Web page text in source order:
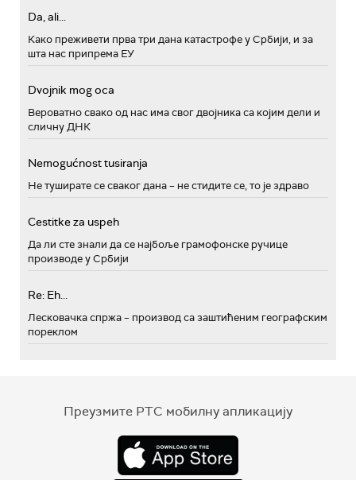
Da, ali...
Како преживети прва три дана катастрофе у Србији, и за
шта нас припрема ЕУ
Dvojnik mog oca
Вероватно свако од нас има свог двојника са којим дели и
сличну ДНК
Nemogućnost tusiranja
Не туширате се сваког дана – не стидите се, то је здраво
Cestitke za uspeh
Да ли сте знали да се најбоље грамофонске ручице
производе у Србији
Re: Eh...
Лесковачка спржа – производ са заштићеним географским
пореклом
Преузмите РТС мобилну апликацију